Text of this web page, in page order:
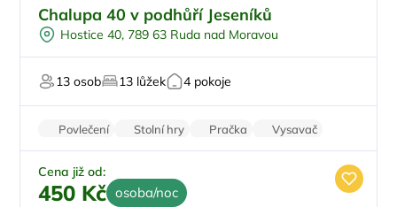
Koupací sud
Vířivka
U vody
Chalupa 40 v podhůří Jeseníků
Hostice 40, 789 63 Ruda nad Moravou
13 osob 13 lůžek 4 pokoje
Povlečení Stolní hry Pračka
Vysavač
Parkování zdarma
Cena již od:
450 Kč osoba/noc